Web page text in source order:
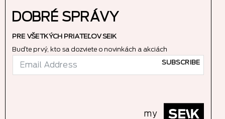
DOBRÉ SPRÁVY
PRE VŠETKÝCH PRIATEĽOV SEIK
Buďte prvý, kto sa dozviete o novinkách a akciách
SUBSCRIBE
my